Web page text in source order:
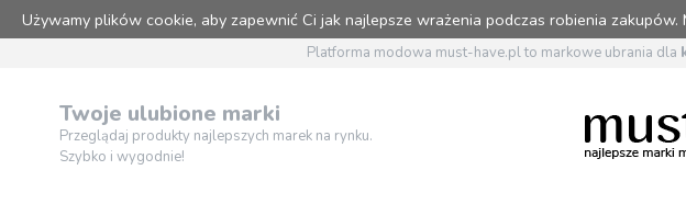
Używamy plików cookie, aby zapewnić Ci jak najlepsze wrażenia podczas robienia
Platforma modowa must-have.pl to markowe ubrania dla
Twoje ulubione marki
Przeglądaj produkty najlepszych marek na rynku.
Szybko i wygodnie!